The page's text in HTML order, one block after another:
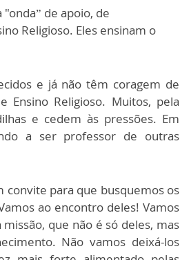
de apoio, de
Religioso. Eles ensinam o
e já não têm coragem de
Ensino Religioso. Muitos, pela
e cedem às pressões. Em
a ser professor de outras
convite para que busquemos os
ao encontro deles! Vamos
que não é só deles, mas
Não vamos deixá-los